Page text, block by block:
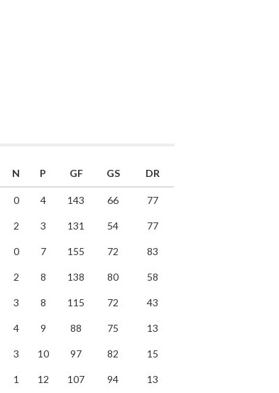
N P GF GS DR
0 4 143 66 77
2 3 131 54 77
0 7 155 72 83
2 8 138 80 58
3 8 115 72 43
4 9 88 75 13
3 10 97 82 15
1 12 107 94 13